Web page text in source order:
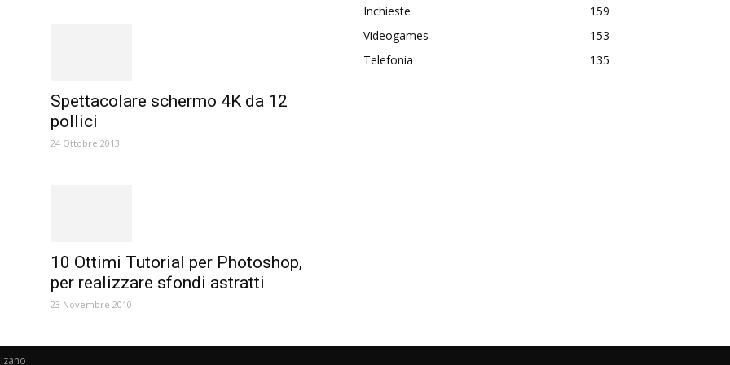
Spettacolare schermo 4K da 12
pollici
24 Ottobre 2013
10 Ottimi Tutorial per Photoshop,
per realizzare sfondi astratti
23 Novembre 2010
Inchieste
159
Videogames
153
Telefonia
135